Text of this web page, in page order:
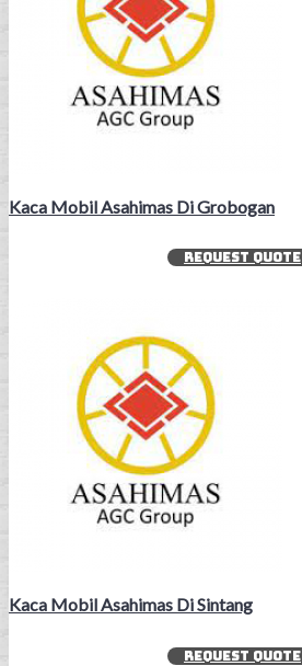
Kaca Mobil Asahimas Di Grobogan
REQUEST QUOTE
Kaca Mobil Asahimas Di Sintang
REQUEST QUOTE